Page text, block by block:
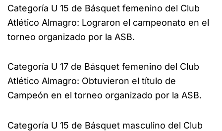
Categoría U 15 de Básquet femenino del Club
Atlético Almagro: Lograron el campeonato en el
torneo organizado por la ASB.
Categoría U 17 de Básquet femenino del Club
Atlético Almagro: Obtuvieron el título de
Campeón en el torneo organizado por la ASB.
Categoría U 15 de Básquet masculino del Club